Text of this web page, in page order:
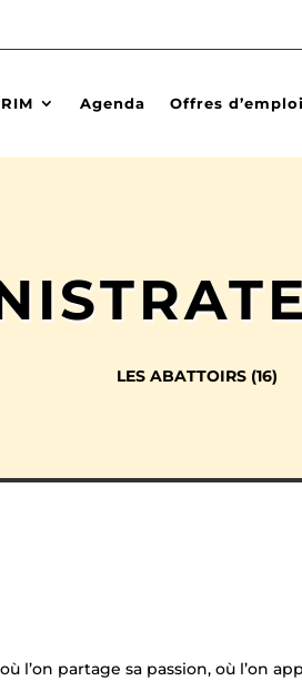
Agenda Offres d’emploi
LES ABATTOIRS (16)
l’on partage sa passion, où l’on